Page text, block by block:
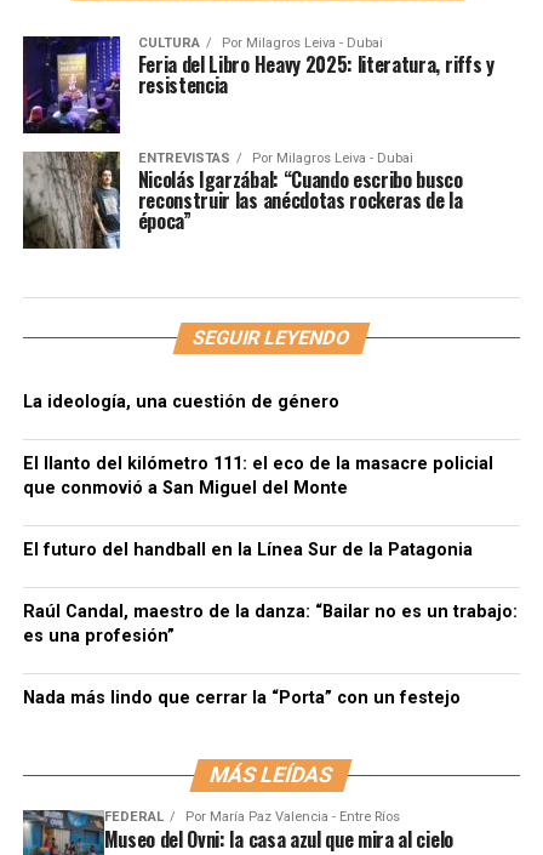
CULTURA Por Milagros Leiva - Dubai
Feria del Libro Heavy 2025: literatura, riffs y
resistencia
ENTREVISTAS Por Milagros Leiva - Dubai
Nicolás Igarzábal: “Cuando escribo busco
reconstruir las anécdotas rockeras de la
época”
SEGUIR LEYENDO
La ideología, una cuestión de género
El llanto del kilómetro 111: el eco de la masacre policial
que conmovió a San Miguel del Monte
El futuro del handball en la Línea Sur de la Patagonia
Raúl Candal, maestro de la danza: “Bailar no es un trabajo:
es una profesión”
Nada más lindo que cerrar la “Porta” con un festejo
MÁS LEÍDAS
FEDERAL Por María Paz Valencia - Entre Ríos
Museo del Ovni: la casa azul que mira al cielo